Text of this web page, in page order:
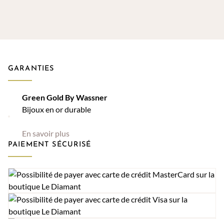
GARANTIES
Green Gold By Wassner
Bijoux en or durable
En savoir plus
PAIEMENT SÉCURISÉ